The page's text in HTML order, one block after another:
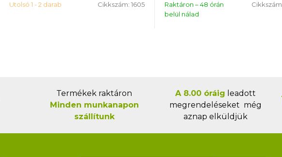
Utolsó 1 - 2 darab Cikkszám: 1605
Raktáron – 48 órán
belül nálad
Termékek raktáron
Minden munkanapon
szállítunk
A 8.00 óráig leadott
megrendeléseket még
aznap elküldjük